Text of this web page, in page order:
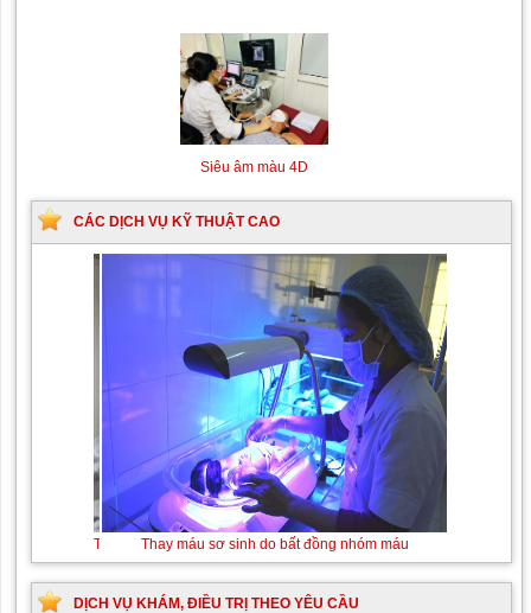
Siêu âm màu 4D
CÁC DỊCH VỤ KỸ THUẬT CAO
Thay máu sơ sinh do bất đồng
nhóm máu
Tán sỏi niệu quản
ngược dòng Laser
DỊCH VỤ KHÁM, ĐIỀU TRỊ THEO YÊU CẦU